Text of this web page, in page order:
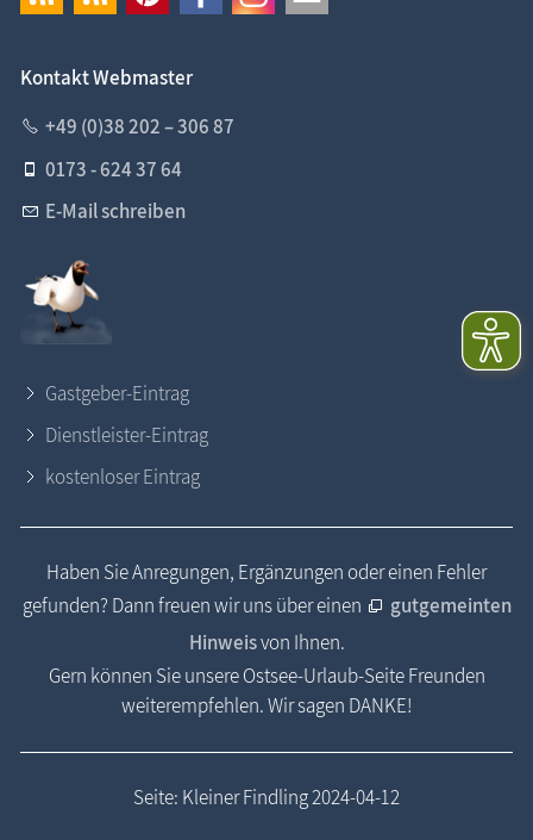
Kontakt Webmaster
+49 (0)38 202 – 306 87
0173 - 624 37 64
E-Mail schreiben
Gastgeber-Eintrag
Dienstleister-Eintrag
kostenloser Eintrag
Haben Sie Anregungen, Ergänzungen oder einen Fehler
gefunden? Dann freuen wir uns über einen
gutgemeinten
Hinweisvon Ihnen.
Gern können Sie unsere Ostsee-Urlaub-Seite Freunden
weiterempfehlen. Wir sagen DANKE!
Seite: Kleiner Findling 2024-04-12